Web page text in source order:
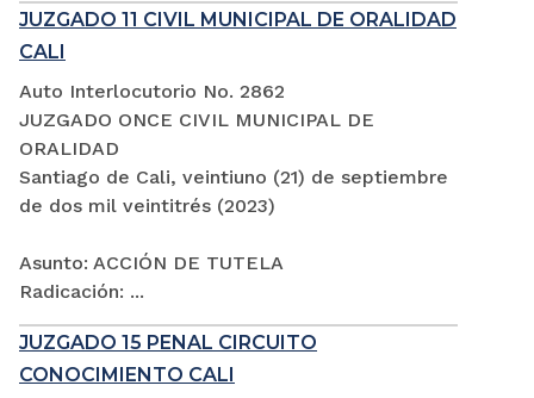
JUZGADO 11 CIVIL MUNICIPAL DE ORALIDAD
CALI
Auto Interlocutorio No. 2862
JUZGADO ONCE CIVIL MUNICIPAL DE
ORALIDAD
Santiago de Cali, veintiuno (21) de septiembre
de dos mil veintitrés (2023)
Asunto: ACCIÓN DE TUTELA
Radicación: ...
JUZGADO 15 PENAL CIRCUITO
CONOCIMIENTO CALI